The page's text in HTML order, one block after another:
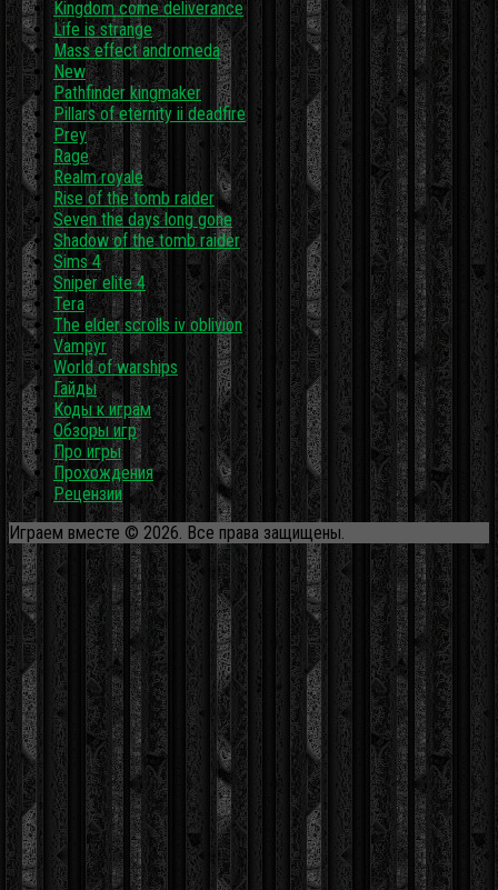
Kingdom come deliverance
Life is strange
Mass effect andromeda
New
Pathfinder kingmaker
Pillars of eternity ii deadfire
Prey
Rage
Realm royale
Rise of the tomb raider
Seven the days long gone
Shadow of the tomb raider
Sims 4
Sniper elite 4
Tera
The elder scrolls iv oblivion
Vampyr
World of warships
Гайды
Коды к играм
Обзоры игр
Про игры
Прохождения
Рецензии
Играем вместе © 2026. Все права защищены.